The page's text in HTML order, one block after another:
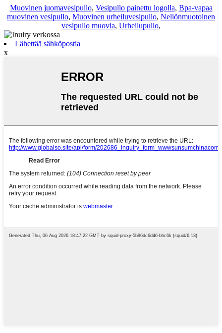
Muovinen juomavesipullo, Vesipullo painettu logolla, Bpa-vapaa
muovinen vesipullo, Muovinen urheiluvesipullo, Neliönmuotoinen
vesipullo muovia, Urheilupullo,
Lähettää sähköpostia
x